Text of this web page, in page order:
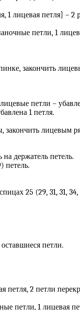
1 лицевая петля] –
петли, 1
закончить
петли –
1 петля.
закончить лицевым
держатель петель.
петель.
25 (29, 31, 31, 34,
оставшиеся петли.
петля, 2 петли
петли, 1 лицевая